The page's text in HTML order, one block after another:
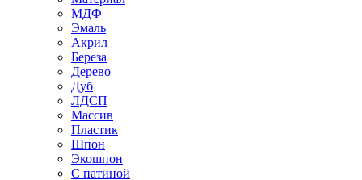
МДФ
Эмаль
Акрил
Береза
Дерево
Дуб
ЛДСП
Массив
Пластик
Шпон
Экошпон
С патиной